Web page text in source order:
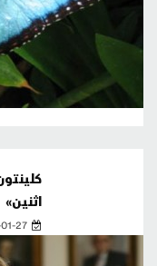
اثنين»
27